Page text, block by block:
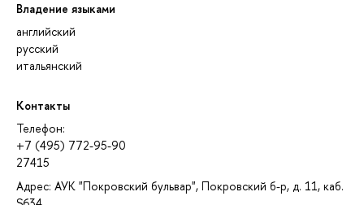
Владение языками
английский
русский
итальянский
Контакты
Телефон:
+7 (495) 772-95-90
27415
Адрес: АУК "Покровский бульвар", Покровский б-р, д. 11, каб.